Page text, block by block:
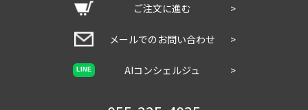
ご注文に進む >
メールでのお問い合わせ >
LINE AIコンシェルジュ >